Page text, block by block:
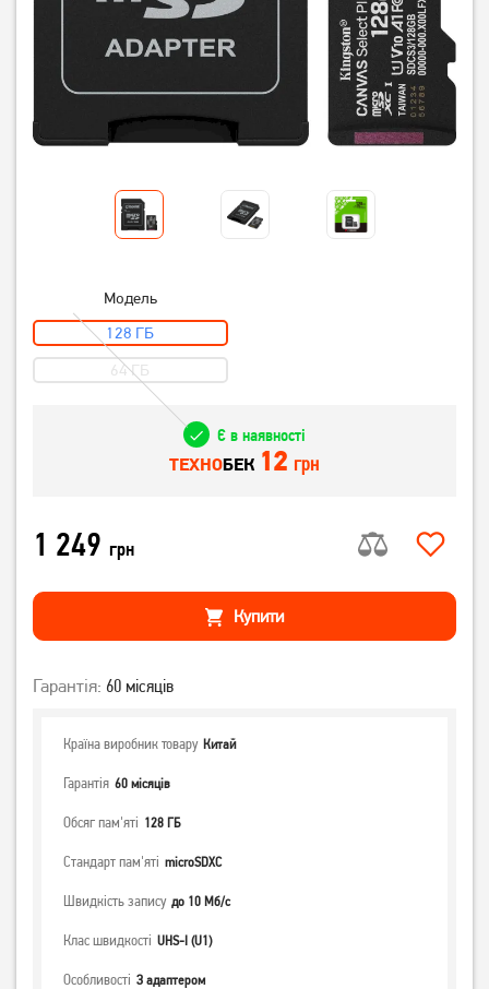
Модель
128 ГБ
64 ГБ
Є в наявності
ТЕХНОБЕК 12 грн
1 249 грн
Купити
Гарантія: 60 місяців
Країна виробник товару Китай
Гарантія 60 місяців
Обсяг пам'яті 128 ГБ
Стандарт пам'яті microSDXC
Швидкість запису до 10 Мб/с
Клас швидкості UHS-I (U1)
Особливості З адаптером